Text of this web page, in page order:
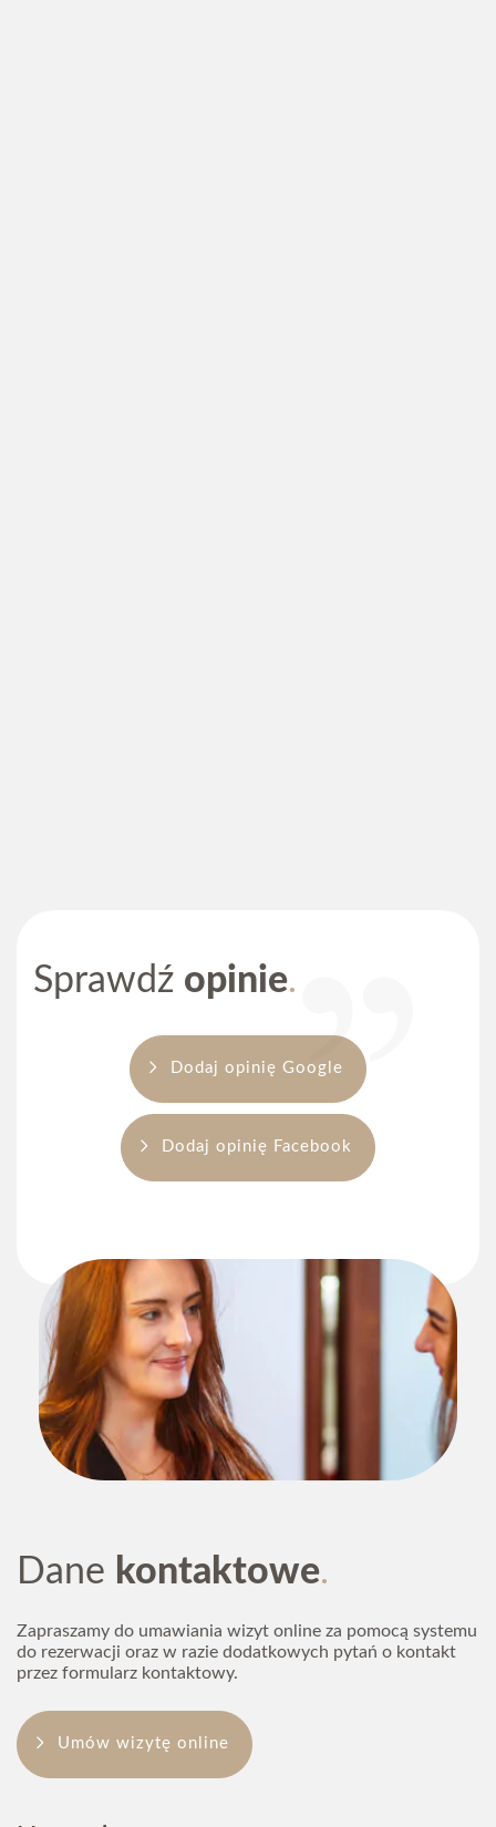
Sprawdź opinie
Dodaj opinię Google
Dodaj opinię Facebook
Dane kontaktowe
Zapraszamy do umawiania wizyt online za pomocą systemu
do rezerwacji oraz w razie dodatkowych pytań o kontakt
przez formularz kontaktowy.
Umów wizytę online
Imię i nazwisko
Adres email*
Numer telefonu
Wyrażam zgodę na przetwarzanie moich danych
osobowych zgodnie z
polityką prywatności
serwisu.
*
Wyślij formularz
71 785 56 26